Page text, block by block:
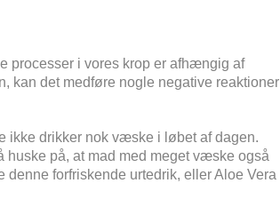
processer i vores krop er afhængig af
kan det medføre nogle negative reaktioner
ikke drikker nok væske i løbet af dagen.
huske på, at mad med meget væske også
forfriskende urtedrik, eller Aloe Vera